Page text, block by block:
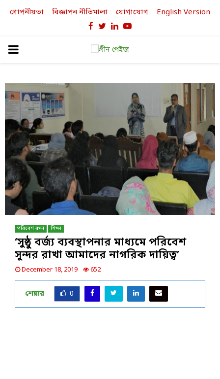
গোপনীয়তা বিজ্ঞাপন নীতিমালা যোগাযোগ English Version
Facebook
TwitterLinkedinYoutube
PRIMARY
পরিবেশ রক্ষা শিক্ষা
‘সুষ্ঠু বর্জ্য ব্যবস্থাপনার মাধ্যমে পরিবেশ
সুন্দর রাখা আমাদের নাগরিক দায়িত্ব’
December 18, 2019 652
শেয়ার 0